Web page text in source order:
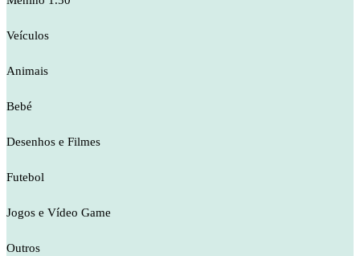
Veículos
Animais
Bebé
Desenhos e Filmes
Futebol
Jogos e Vídeo Game
Outros